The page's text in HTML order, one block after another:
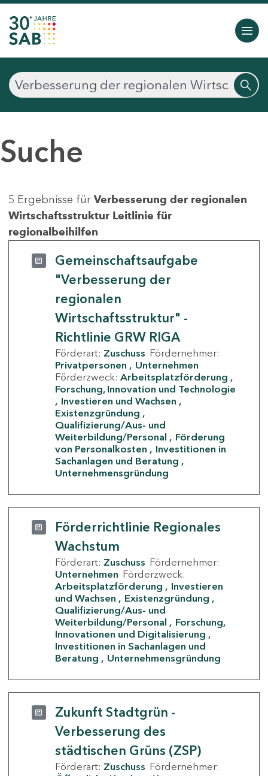
Suche
5 Ergebnisse für Verbesserung der regionalen
Wirtschaftsstruktur Leitlinie für
regionalbeihilfen
Gemeinschaftsaufgabe
"Verbesserung der
regionalen
Wirtschaftsstruktur" -
Richtlinie GRW RIGA
Förderart: Zuschuss Fördernehmer:
Privatpersonen
Unternehmen
Förderzweck: Arbeitsplatzförderung
Forschung, Innovation und Technologie
Investieren und Wachsen
Existenzgründung
Qualifizierung/Aus- und
Weiterbildung/Personal
Förderung
von Personalkosten
Investitionen in
Sachanlagen und Beratung
Unternehmensgründung
Förderrichtlinie Regionales
Wachstum
Förderart: Zuschuss Fördernehmer:
Unternehmen Förderzweck:
Arbeitsplatzförderung
Investieren
und Wachsen
Existenzgründung
Qualifizierung/Aus- und
Weiterbildung/Personal
Forschung,
Innovationen und Digitalisierung
Investitionen in Sachanlagen und
Beratung
Unternehmensgründung
Zukunft Stadtgrün -
Verbesserung des
städtischen Grüns (ZSP)
Förderart: Zuschuss Fördernehmer: